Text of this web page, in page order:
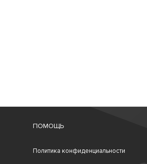
ПОМОЩЬ
Политика конфиденциальности